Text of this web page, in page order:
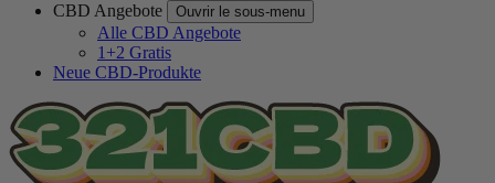
CBD Angebote
Ouvrir le sous-menu
Alle CBD Angebote
1+2 Gratis
Neue CBD-Produkte